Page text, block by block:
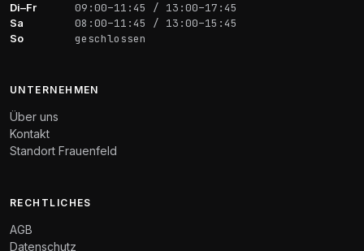
Di–Fr 09:00–11:45 / 13:00–17:45
Sa 08:00–11:45 / 13:00–15:45
So geschlossen
UNTERNEHMEN
Über uns
Kontakt
Standort Frauenfeld
RECHTLICHES
AGB
Datenschutz